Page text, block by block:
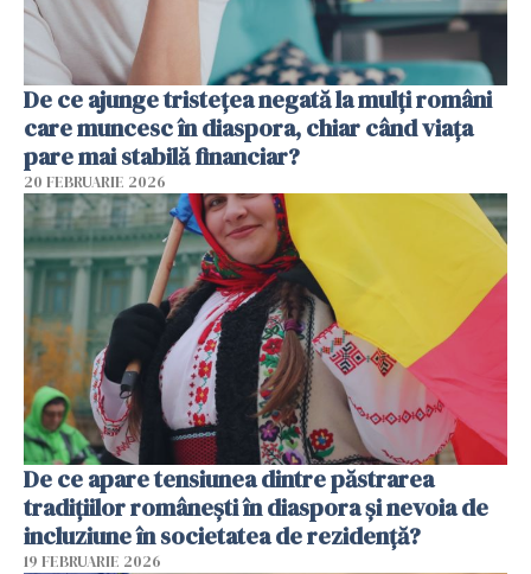
De ce ajunge tristețea negată la mulți români
care muncesc în diaspora, chiar când viața
pare mai stabilă financiar?
20 FEBRUARIE 2026
De ce apare tensiunea dintre păstrarea
tradițiilor românești în diaspora și nevoia de
incluziune în societatea de rezidență?
19 FEBRUARIE 2026